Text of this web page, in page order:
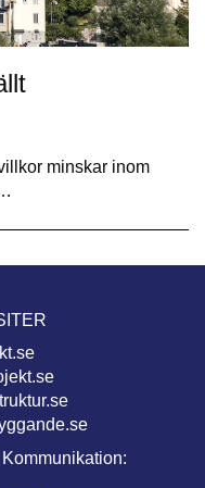
minskar inom